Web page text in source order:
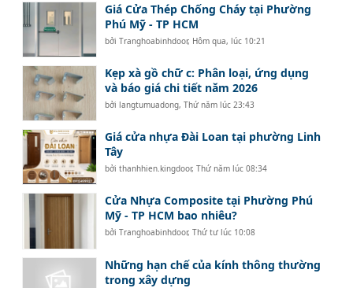
Giá Cửa Thép Chống Cháy tại Phường
Phú Mỹ - TP HCM
bởiTranghoabinhdoor, Hôm qua, lúc 10:21
Kẹp xà gồ chữ c: Phân loại, ứng dụng
và báo giá chi tiết năm 2026
bởilangtumuadong,Thứ năm lúc 23:43
Giá cửa nhựa Đài Loan tại phường Linh
Tây
bởithanhhien.kingdoor,Thứ năm lúc 08:34
Cửa Nhựa Composite tại Phường Phú
Mỹ - TP HCM bao nhiêu?
bởiTranghoabinhdoor,Thứ tư lúc 10:08
Những hạn chế của kính thông thường
trong xây dựng